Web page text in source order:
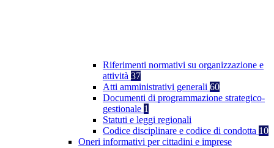
Riferimenti normativi su organizzazione e
attività 37
Atti amministrativi generali 60
Documenti di programmazione strategico-
gestionale 1
Statuti e leggi regionali
Codice disciplinare e codice di condotta 10
Oneri informativi per cittadini e imprese